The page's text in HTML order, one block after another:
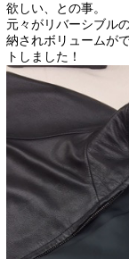
欲しい、との事。
元々がリバーシブル
納されボリュームが
トしました！